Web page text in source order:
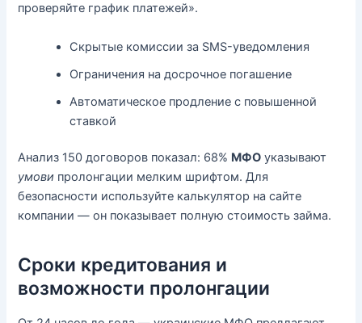
проверяйте график платежей».
Скрытые комиссии за SMS-уведомления
Ограничения на досрочное погашение
Автоматическое продление с повышенной
ставкой
Анализ 150 договоров показал: 68% МФО указывают
умови пролонгации мелким шрифтом. Для
безопасности используйте калькулятор на сайте
компании — он показывает полную стоимость займа.
Сроки кредитования и
возможности пролонгации